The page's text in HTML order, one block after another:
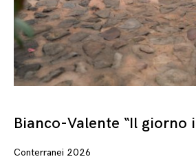
Bianco-Valente “Il giorno
Conterranei 2026